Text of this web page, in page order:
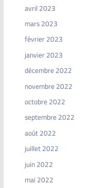
avril 2023
mars 2023
février 2023
janvier 2023
décembre 2022
novembre 2022
octobre 2022
septembre 2022
août 2022
juillet 2022
juin 2022
mai 2022